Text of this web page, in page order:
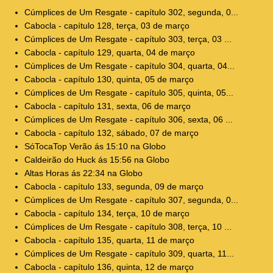
Cúmplices de Um Resgate - capítulo 302, segunda, 0...
Cabocla - capítulo 128, terça, 03 de março
Cúmplices de Um Resgate - capítulo 303, terça, 03 ...
Cabocla - capítulo 129, quarta, 04 de março
Cúmplices de Um Resgate - capítulo 304, quarta, 04...
Cabocla - capítulo 130, quinta, 05 de março
Cúmplices de Um Resgate - capítulo 305, quinta, 05...
Cabocla - capítulo 131, sexta, 06 de março
Cúmplices de Um Resgate - capítulo 306, sexta, 06 ...
Cabocla - capítulo 132, sábado, 07 de março
SóTocaTop Verão ás 15:10 na Globo
Caldeirão do Huck ás 15:56 na Globo
Altas Horas ás 22:34 na Globo
Cabocla - capítulo 133, segunda, 09 de março
Cúmplices de Um Resgate - capítulo 307, segunda, 0...
Cabocla - capítulo 134, terça, 10 de março
Cúmplices de Um Resgate - capítulo 308, terça, 10 ...
Cabocla - capítulo 135, quarta, 11 de março
Cúmplices de Um Resgate - capítulo 309, quarta, 11...
Cabocla - capítulo 136, quinta, 12 de março